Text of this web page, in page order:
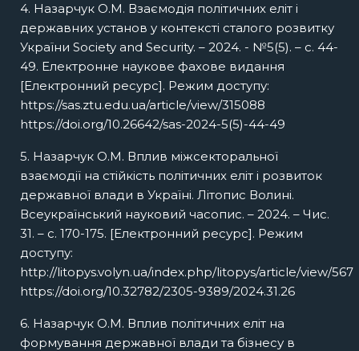
4. Назарчук О.М. Взаємодія політичних еліт і
державних установ у контексті сталого розвитку
України Society and Security. – 2024. - №5(5). – с. 44-
49. Електронне наукове фахове видання
[Електронний ресурс]. Режим доступу:
https://sas.ztu.edu.ua/article/view/315088
https://doi.org/10.26642/sas-2024-5(5)-44-49
5. Назарчук О.М. Вплив міжсекторальної
взаємодії на стійкість політичних еліт і розвиток
державної влади в Україні. Літопис Волині.
Всеукраїнський науковий часопис. – 2024. – Чис.
31. – с. 170-175. [Електронний ресурс]. Режим
доступу:
http://litopys.volyn.ua/index.php/litopys/article/view/567
https://doi.org/10.32782/2305-9389/2024.31.26
6. Назарчук О.М. Вплив політичних еліт на
формування державної влади та бізнесу в